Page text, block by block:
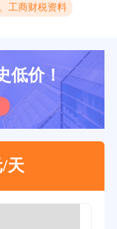
工商财税资料
低价！
天